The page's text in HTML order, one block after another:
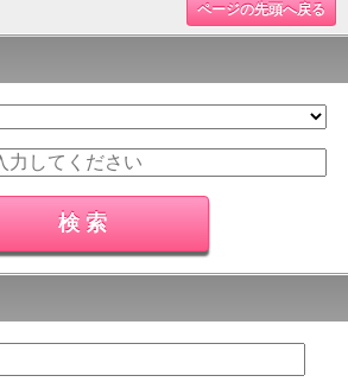
ページの先頭へ戻る